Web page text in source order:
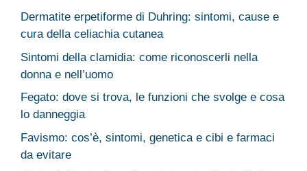
Dermatite erpetiforme di Duhring: sintomi, cause e
cura della celiachia cutanea
Sintomi della clamidia: come riconoscerli nella
donna e nell’uomo
Fegato: dove si trova, le funzioni che svolge e cosa
lo danneggia
Favismo: cos’è, sintomi, genetica e cibi e farmaci
da evitare